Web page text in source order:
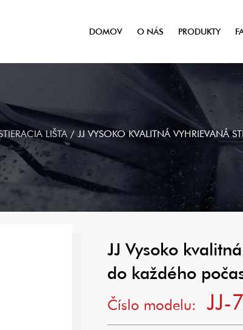
DOMOV O NÁS PRODUKTY
LIŠTA /JJ VYSOKO KVALITNÁ VYHRIEVANÁ
JJ Vysoko
do každého
Číslo modelu: JJ-